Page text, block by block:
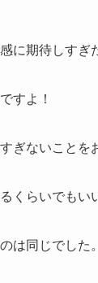
に期待しすぎ
すよ！
ぎないことを
くらいでもい
は同じでした。